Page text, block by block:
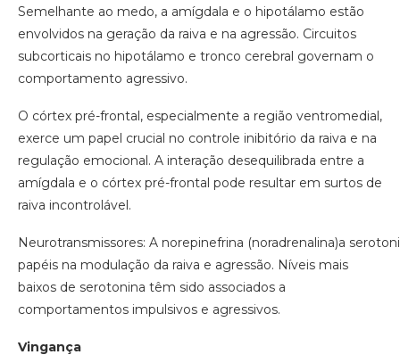
Semelhante ao medo, a amígdala e o hipotálamo estão
envolvidos na geração da raiva e na agressão. Circuitos
subcorticais no hipotálamo e tronco cerebral governam o
comportamento agressivo.
O córtex pré-frontal, especialmente a região ventromedial,
exerce um papel crucial no controle inibitório da raiva e na
regulação emocional. A interação desequilibrada entre a
amígdala e o córtex pré-frontal pode resultar em surtos de
raiva incontrolável.
Neurotransmissores: A norepinefrina (noradrenalina)a
papéis na modulação da raiva e agressão. Níveis mais
baixos de serotonina têm sido associados a
comportamentos impulsivos e agressivos.
Vingança